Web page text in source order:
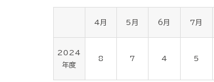
4月 5月 6月 7月
2024
年度
8 7 4 5